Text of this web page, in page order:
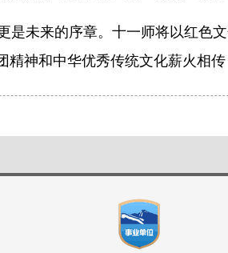
是未来的序章。十一师将以红色
精神和中华优秀传统文化薪火相